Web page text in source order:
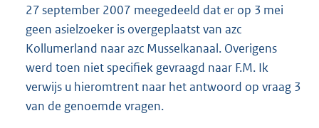
27 september 2007 meegedeeld dat er op 3 mei
geen asielzoeker is overgeplaatst van azc
Kollumerland naar azc Musselkanaal. Overigens
werd toen niet specifiek gevraagd naar F.M. Ik
verwijs u hieromtrent naar het antwoord op vraag 3
van de genoemde vragen.